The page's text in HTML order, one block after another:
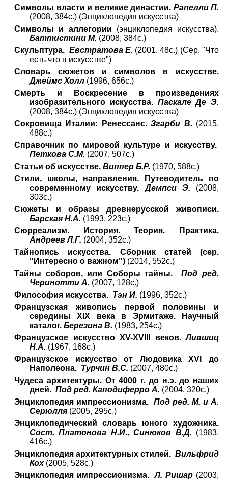
Символы власти и великие династии. Рапелли П.
(2008, 384с.) (Энциклопедия искусства)
Символы и аллегории (энциклопедия искусства).
Баттистини М. (2008, 384с.)
Скульптура. Евстратова Е. (2001, 48с.) (Сер. "Что
есть что в искусстве")
Словарь сюжетов и символов в искусстве.
Джеймс Холл (1996, 656с.)
Смерть и Воскресение в произведениях
изобразительного искусства. Паскале Де Э.
(2008, 384с.) (Энциклопедия искусства)
Сокровища Италии: Ренессанс.Згарби В. (2015,
488с.)
Справочник по мировой культуре и искусству.
Петкова С.М. (2007, 507с.)
Статьи об искусстве. Виппер Б.Р. (1970, 588с.)
Стили, школы, направления. Путеводитель по
современному искусству.Демпси Э. (2008,
303с.)
Сюжеты и образы древнерусской живописи.
Барская Н.А. (1993, 223с.)
Сюрреализм. История. Теория. Практика.
Андреев Л.Г. (2004, 352с.)
Тайнопись искусства. Сборник статей (сер.
"Интересно о важном") (2014, 552с.)
Тайны соборов, или Соборы тайны.Под ред.
Черинотти А. (2007, 128с.)
Философия искусства. Тэн И. (1996, 352с.)
Французская живопись первой половины и
середины XIX века в Эрмитаже. Научный
каталог. Березина В. (1983, 254с.)
Французское искусство XV-XVIII веков.Лившиц
Н.А. (1967, 168с.)
Французское искусство от Людовика XVI до
Наполеона. Турчин В.С. (2007, 480с.)
Чудеса архитектуры. От 4000 г. до н.э. до наших
дней. Под ред. Каподиферро А. (2004, 320с.)
Энциклопедия импрессионизма. Под ред. М. и А.
Серюлля (2005, 295с.)
Энциклопедический словарь юного художника.
Сост. Платонова Н.И., Синюков В.Д. (1983,
416с.)
Энциклопедия архитектурных стилей. Вильфрид
Кох (2005, 528с.)
Энциклопедия импрессионизма. Л. Ришар (2003,